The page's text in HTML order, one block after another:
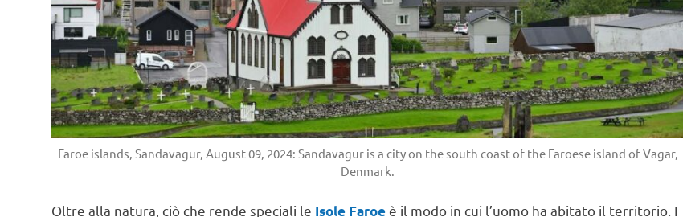
Faroe islands, Sandavagur, August 09, 2024: Sandavagur is a city on the south coast of the Faroese island of Vagar,
Denmark.
Oltre alla natura, ciò che rende speciali le Isole Faroe è il modo in cui l’uomo ha abitato il territorio. I